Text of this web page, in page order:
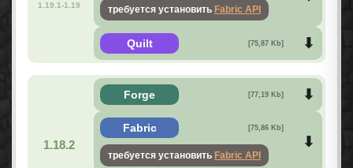
1.19.1-1.19 требуется установить Fabric API
Quilt [75,87 Kb]
1.18.2
Forge [77,19 Kb]
Fabric [75,86 Kb]
требуется установить Fabric API